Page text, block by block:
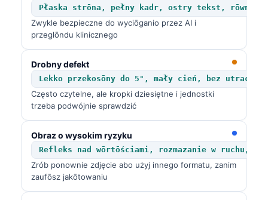
Płaska strōna, pełny kadr, ostry tekst, rōwne
Zwykle bezpieczne do wyciōganio przez AI i
przeglōndu klinicznego
Drobny defekt
Lekko przekosōny do 5°, mały cień, bez
Często czytelne, ale kropki dziesiętne i jednostki
trzeba podwójnie sprawdzić
Obraz o wysokim ryzyku
Refleks nad wōrtōściami, rozmazanie w ruchu,
Zrób ponownie zdjęcie abo użyj innego formatu, zanim
zaufōsz jakōtowaniu